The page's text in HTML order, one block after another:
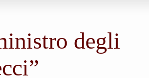
degli